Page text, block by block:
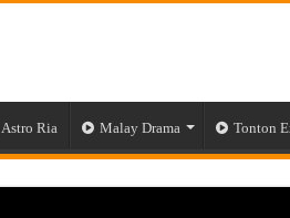
Astro Ria Malay Drama Tonton